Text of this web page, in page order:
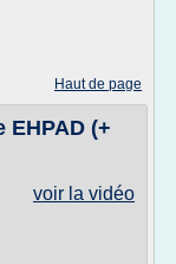
Haut de page
(+
voir la vidéo